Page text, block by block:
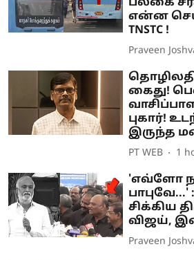
என்ன
TNSTC !
Praveen
கைது!
புகார்!
இருந்த
PT WEB 1
'எவ்ளோ
சிக்கிய
விஜய்,
Praveen